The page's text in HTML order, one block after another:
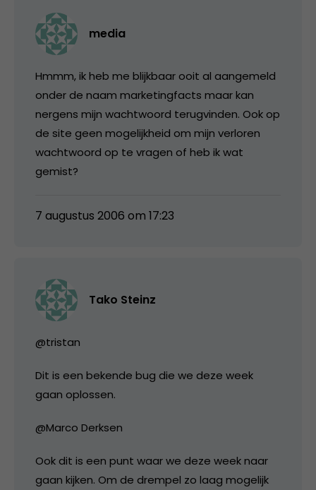
media
Hmmm, ik heb me blijkbaar ooit al aangemeld
onder de naam marketingfacts maar kan
nergens mijn wachtwoord terugvinden. Ook op
de site geen mogelijkheid om mijn verloren
wachtwoord op te vragen of heb ik wat
gemist?
7 augustus 2006 om 17:23
Tako Steinz
@tristan
Dit is een bekende bug die we deze week
gaan oplossen.
@Marco Derksen
Ook dit is een punt waar we deze week naar
gaan kijken. Om de drempel zo laag mogelijk